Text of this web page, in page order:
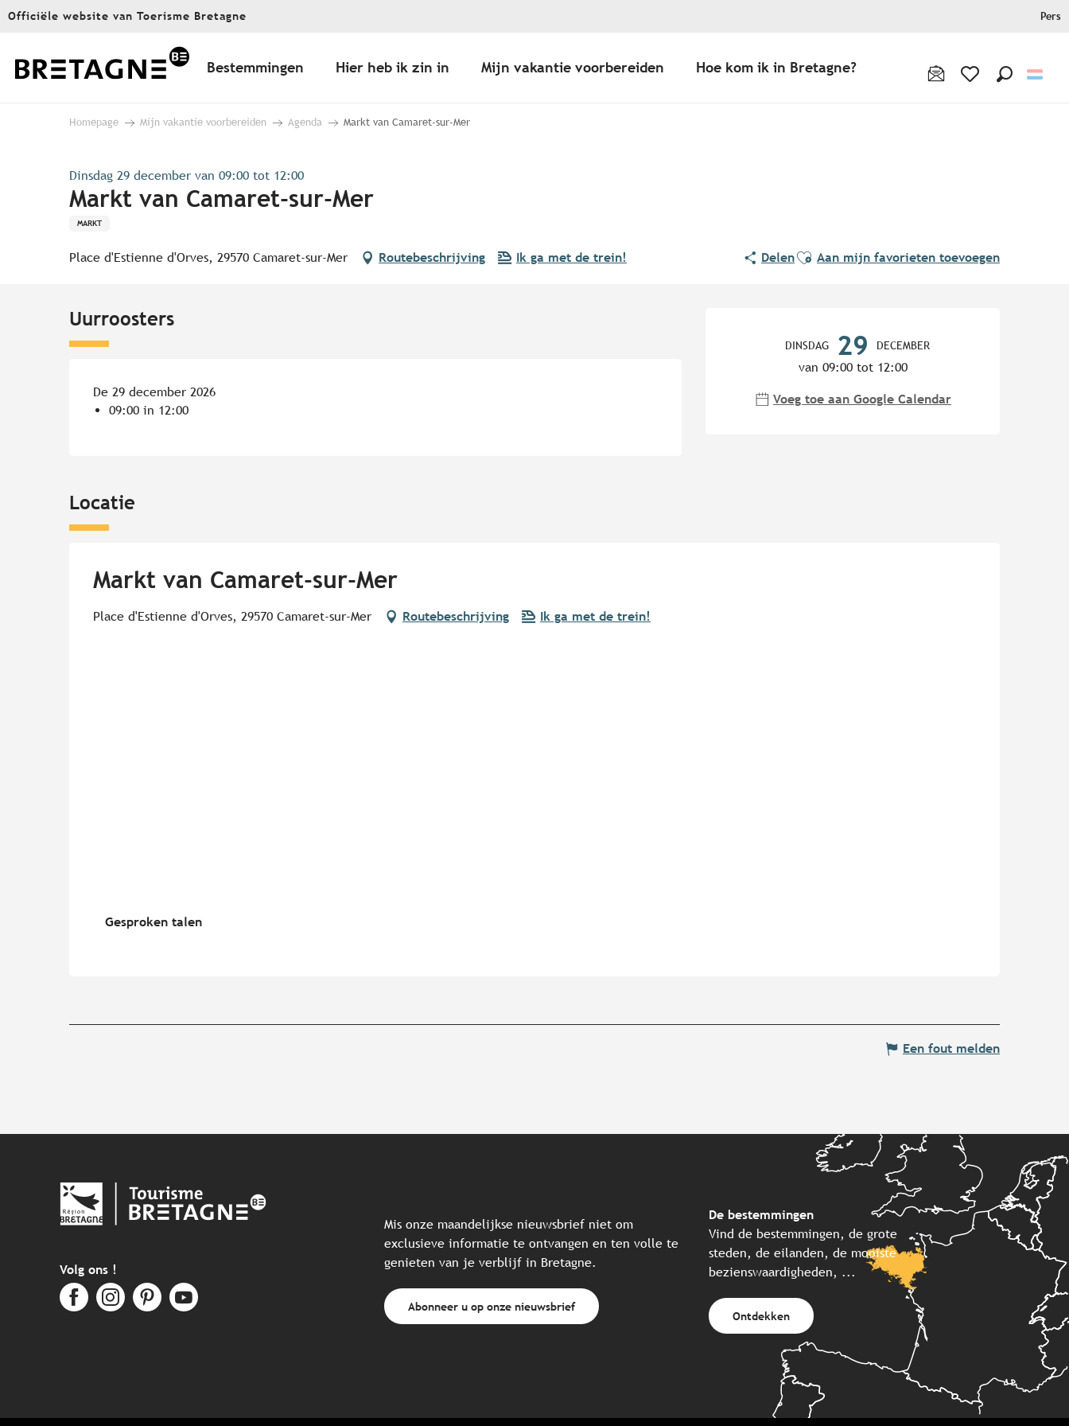
Aller
principal
Officiële website van Toerisme Bretagne Pers
Bestemmingen Hier heb ik zin in Mijn vakantie voorbereiden Hoe kom ik in Bretagne?
Homepage Mijn vakantie voorbereiden Agenda Markt van Camaret-sur-Mer
Dinsdag 29 december van 09:00 tot 12:00
Markt van Camaret-sur-Mer
MARKT
Place d'Estienne d'Orves, 29570 Camaret-sur-Mer Routebeschrijving Ik ga met de trein! DelenAjouter aux favoris
Aan mijn favorieten toevoegen
DINSDAG 29 DECEMBER
van 09:00 tot 12:00
Voeg toe aan Google Calendar
Uurroosters
De 29 december 2026
09:00 in 12:00
Locatie
Markt van Camaret-sur-Mer
Place d'Estienne d'Orves, 29570 Camaret-sur-Mer Routebeschrijving Ik ga met de trein!
Gesproken talen
Gesproken talen
Een fout melden
Volg ons !
Mis onze maandelijkse nieuwsbrief niet om
exclusieve informatie te ontvangen en ten volle te
genieten van je verblijf in Bretagne.
Abonneer u op onze nieuwsbrief
De bestemmingen
Vind de bestemmingen, de grote
steden, de eilanden, de mooiste
bezienswaardigheden, ...
Ontdekken